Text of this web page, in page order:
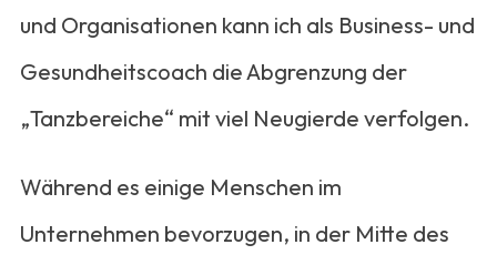
und Organisationen kann ich als Business- und
Gesundheitscoach die Abgrenzung der
„Tanzbereiche“ mit viel Neugierde verfolgen.
Während es einige Menschen im
Unternehmen bevorzugen, in der Mitte des